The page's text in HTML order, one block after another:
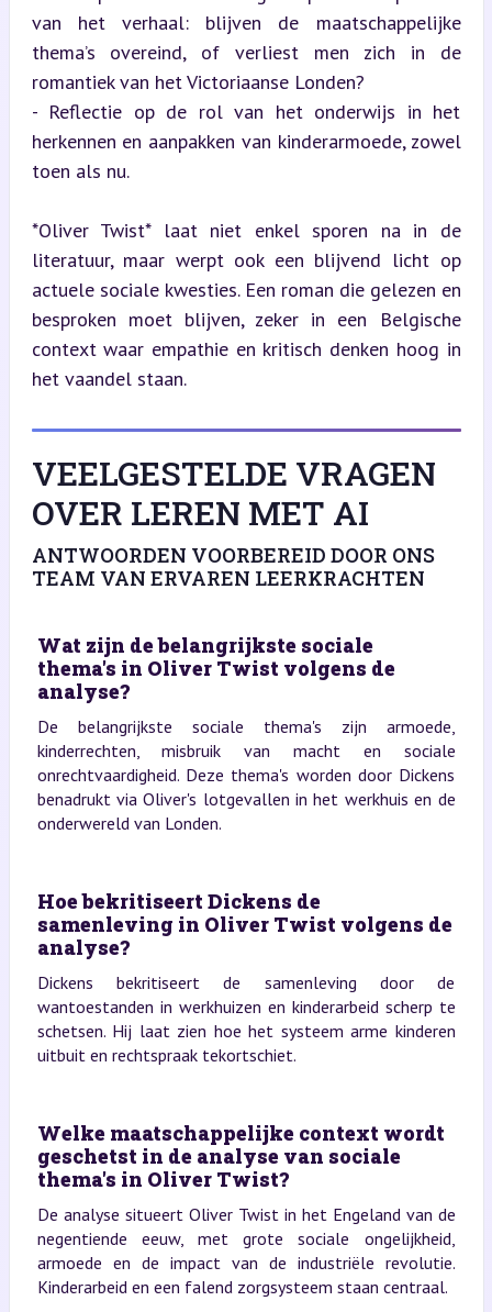
van het verhaal: blijven de maatschappelijke
thema’s overeind, of verliest men zich in de
romantiek van het Victoriaanse Londen?
- Reflectie op de rol van het onderwijs in het
herkennen en aanpakken van kinderarmoede, zowel
toen als nu.
*Oliver Twist* laat niet enkel sporen na in de
literatuur, maar werpt ook een blijvend licht op
actuele sociale kwesties. Een roman die gelezen en
besproken moet blijven, zeker in een Belgische
context waar empathie en kritisch denken hoog in
het vaandel staan.
VEELGESTELDE VRAGEN
OVER LEREN MET AI
ANTWOORDEN VOORBEREID DOOR ONS
TEAM VAN ERVAREN LEERKRACHTEN
Wat zijn de belangrijkste sociale
thema's in Oliver Twist volgens de
analyse?
De belangrijkste sociale thema's zijn armoede,
kinderrechten, misbruik van macht en sociale
onrechtvaardigheid. Deze thema's worden door Dickens
benadrukt via Oliver's lotgevallen in het werkhuis en de
onderwereld van Londen.
Hoe bekritiseert Dickens de
samenleving in Oliver Twist volgens de
analyse?
Dickens bekritiseert de samenleving door de
wantoestanden in werkhuizen en kinderarbeid scherp te
schetsen. Hij laat zien hoe het systeem arme kinderen
uitbuit en rechtspraak tekortschiet.
Welke maatschappelijke context wordt
geschetst in de analyse van sociale
thema's in Oliver Twist?
De analyse situeert Oliver Twist in het Engeland van de
negentiende eeuw, met grote sociale ongelijkheid,
armoede en de impact van de industriële revolutie.
Kinderarbeid en een falend zorgsysteem staan centraal.